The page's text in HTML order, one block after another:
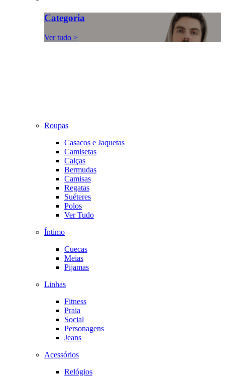
Categoria
Ver tudo >
Roupas
Casacos e Jaquetas
Camisetas
Calças
Bermudas
Camisas
Regatas
Suéteres
Polos
Ver Tudo
Íntimo
Cuecas
Meias
Pijamas
Linhas
Fitness
Praia
Social
Personagens
Jeans
Acessórios
Relógios